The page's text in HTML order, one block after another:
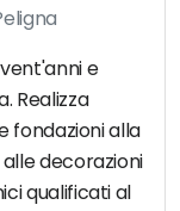
e
Realizza
fondazioni alla
decorazioni
qualificati al